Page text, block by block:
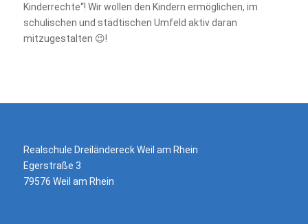
Kinderrechte“! Wir wollen den Kindern ermöglichen, im
schulischen und städtischen Umfeld aktiv daran
mitzugestalten 😉!
Realschule Dreiländereck Weil am Rhein
Egerstraße 3
79576 Weil am Rhein